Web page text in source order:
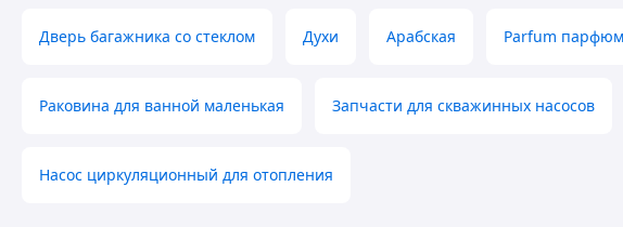
Дверь багажника со стеклом Духи Арабская Parfum
Раковина для ванной маленькая Запчасти для скважинных насосов
Насос циркуляционный для отопления